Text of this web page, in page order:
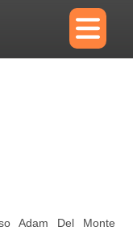
×
Adam Del Monte